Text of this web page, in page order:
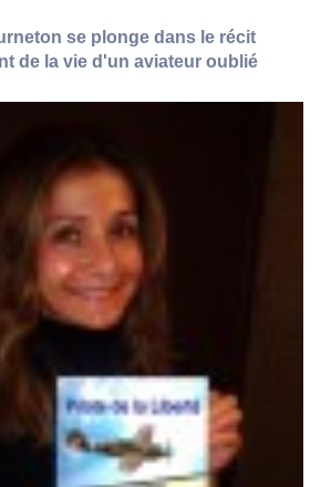
se plonge dans le récit
de la vie d'un aviateur oublié